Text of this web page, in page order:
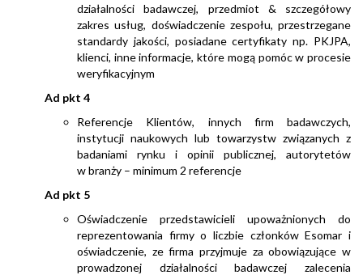
działalności badawczej, przedmiot & szczegółowy
zakres usług, doświadczenie zespołu, przestrzegane
standardy jakości, posiadane certyfikaty np. PKJPA,
klienci, inne informacje, które mogą pomóc w procesie
weryfikacyjnym
Ad pkt 4
Referencje Klientów, innych firm badawczych,
instytucji naukowych lub towarzystw związanych z
badaniami rynku i opinii publicznej, autorytetów
w branży – minimum 2 referencje
Ad pkt 5
Oświadczenie przedstawicieli upoważnionych do
reprezentowania firmy o liczbie członków Esomar i
oświadczenie, ze firma przyjmuje za obowiązujące w
prowadzonej działalności badawczej zalecenia